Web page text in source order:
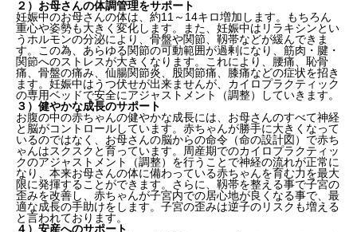
２）お母さんの体調管理をサポート
妊娠中のお母さんの体は、約11～14キロ増加します。もちろん
重心や姿勢も大きく変化します。また、妊娠中はリラキシンとい
うホルモンの分泌により、骨盤や関節、靱帯などが緩んできま
す。この為、あらゆる関節の可動範囲が過剰になり、筋肉・腱・
関節へのストレスが大きくなります。これにより、腰痛、恥骨
痛、骨盤の痛み、仙腸関節炎、股関節痛、膝痛などの症状を招き
ます。妊娠中はうつ伏せが出来ませんが、カイロプラクティック
の専用ベッドで安全にアジャストメント（調整）していきます。
３）健やかな成長のサポート
お腹の中の赤ちゃんの健やかな成長には、お母さんのすべて神経
と脳がコントロールしています。赤ちゃんが勝手に大きくなって
いるのではなく、お母さんの脳からの命令（命の設計図）で赤ち
ゃんはスクスクと育っています。周産期でのカイロプラクティッ
クのアジャストメント（調整）を行うことで神経の流れが正常に
なり、本来お母さんの体に備わっている赤ちゃんを育む力を最大
限に発揮することができます。さらに、靱帯を整える事で子宮の
歪みを改善し、赤ちゃんが子宮内での居心地が良くなる事で、最
適な成長の手助けをします。子宮の歪みは逆子のリスクも増える
と言われております。
４）安産へのサポート